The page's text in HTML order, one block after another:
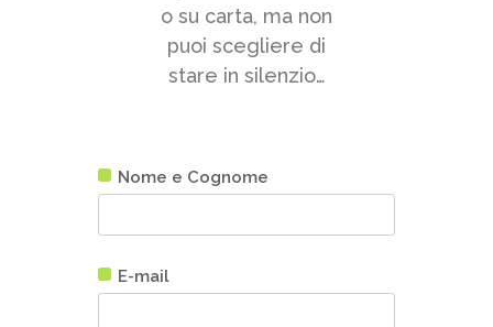
o su carta, ma non
puoi scegliere di
stare in silenzio…
Nome e Cognome
E-mail